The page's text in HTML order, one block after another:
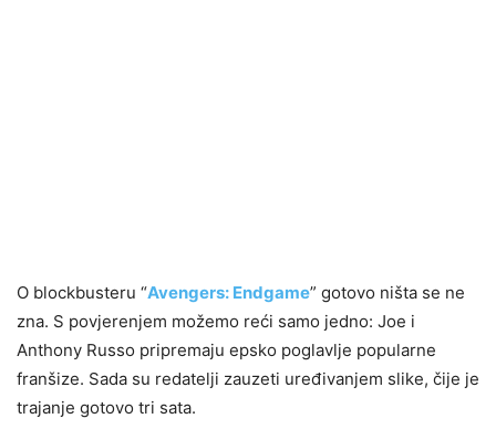
O blockbusteru “Avengers: Endgame” gotovo ništa se ne
zna. S povjerenjem možemo reći samo jedno: Joe i
Anthony Russo pripremaju epsko poglavlje popularne
franšize. Sada su redatelji zauzeti uređivanjem slike, čije je
trajanje gotovo tri sata.